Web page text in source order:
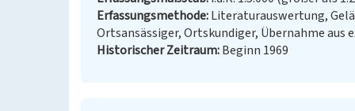
Erfassungsmethode Literaturauswertung,
Ortsansässiger, Ortskundiger, Übernahme aus
Historischer Zeitraum Beginn 1969